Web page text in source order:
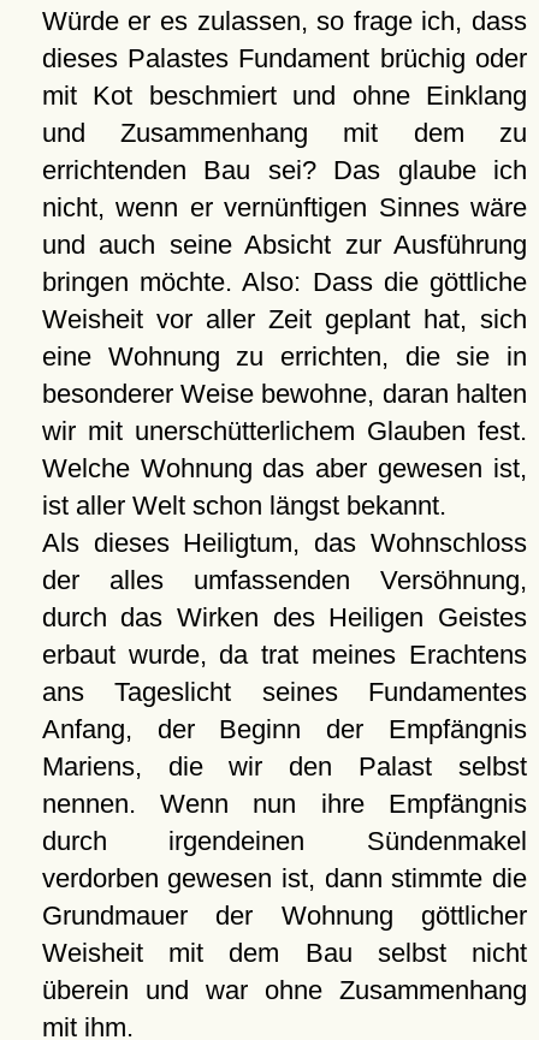
Würde er es zulassen, so frage ich, dass
dieses Palastes Fundament brüchig oder
mit Kot beschmiert und ohne Einklang
und Zusammenhang mit dem zu
errichtenden Bau sei? Das glaube ich
nicht, wenn er vernünftigen Sinnes wäre
und auch seine Absicht zur Ausführung
bringen möchte. Also: Dass die göttliche
Weisheit vor aller Zeit geplant hat, sich
eine Wohnung zu errichten, die sie in
besonderer Weise bewohne, daran halten
wir mit unerschütterlichem Glauben fest.
Welche Wohnung das aber gewesen ist,
ist aller Welt schon längst bekannt.
Als dieses Heiligtum, das Wohnschloss
der alles umfassenden Versöhnung,
durch das Wirken des Heiligen Geistes
erbaut wurde, da trat meines Erachtens
ans Tageslicht seines Fundamentes
Anfang, der Beginn der Empfängnis
Mariens, die wir den Palast selbst
nennen. Wenn nun ihre Empfängnis
durch irgendeinen Sündenmakel
verdorben gewesen ist, dann stimmte die
Grundmauer der Wohnung göttlicher
Weisheit mit dem Bau selbst nicht
überein und war ohne Zusammenhang
mit ihm.